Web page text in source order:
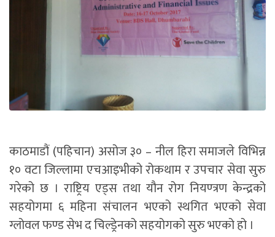
काठमाडौं (पहिचान) असोज ३० – नील हिरा समाजले विभिन्न
१० वटा जिल्लामा एचआइभीको रोकथाम र उपचार सेवा सुरु
गरेको छ । राष्ट्रिय एड्स तथा यौन रोग नियण्त्रण केन्द्रको
सहयोगमा ६ महिना संचालन भएको स्थगित भएको सेवा
ग्लोवल फण्ड सेभ द चिल्ड्रेनको सहयोगको सुरु भएको हो ।